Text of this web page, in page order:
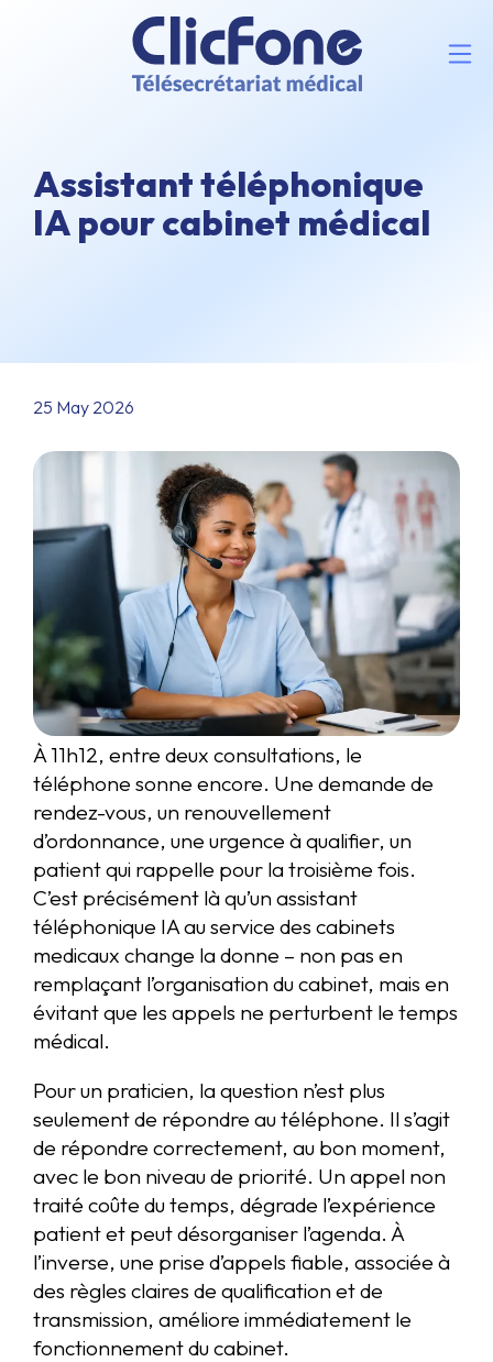
Assistant téléphonique
IA pour cabinet médical
25 May 2026
À 11h12, entre deux consultations, le
téléphone sonne encore. Une demande de
rendez-vous, un renouvellement
d’ordonnance, une urgence à qualifier, un
patient qui rappelle pour la troisième fois.
C’est précisément là qu’un assistant
téléphonique IA au service des cabinets
medicaux change la donne – non pas en
remplaçant l’organisation du cabinet, mais en
évitant que les appels ne perturbent le temps
médical.
Pour un praticien, la question n’est plus
seulement de répondre au téléphone. Il s’agit
de répondre correctement, au bon moment,
avec le bon niveau de priorité. Un appel non
traité coûte du temps, dégrade l’expérience
patient et peut désorganiser l’agenda. À
l’inverse, une prise d’appels fiable, associée à
des règles claires de qualification et de
transmission, améliore immédiatement le
fonctionnement du cabinet.